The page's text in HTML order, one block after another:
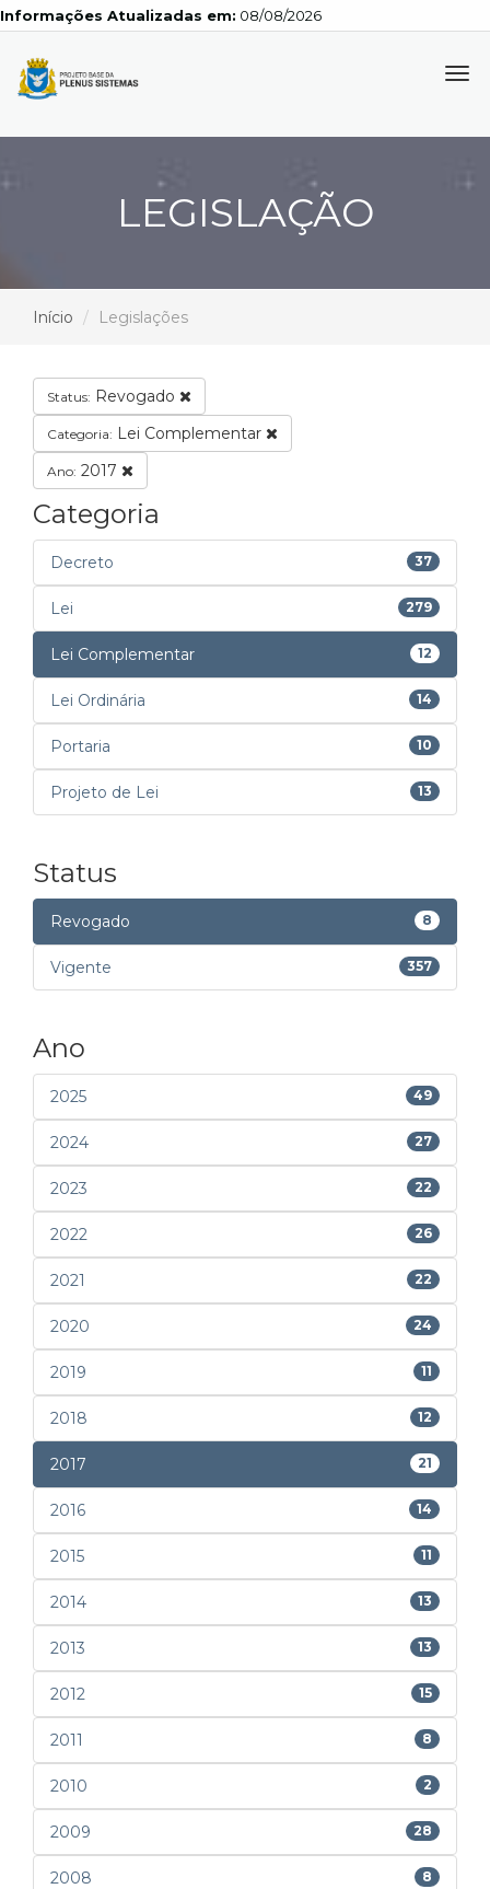
Atualizadas em: 08/08/2026
LEGISLAÇÃO
Início Legislações
Status: Revogado
Categoria: Lei Complementar
Ano: 2017
Categoria
Decreto 37
Lei 279
Lei Complementar 12
Lei Ordinária 14
Portaria 10
Projeto de Lei 13
Status
Revogado 8
Vigente 357
Ano
2025 49
2024 27
2023 22
2022 26
2021 22
2020 24
2019 11
2018 12
2017 21
2016 14
2015 11
2014 13
2013 13
2012 15
2011 8
2010 2
2009 28
2008 8